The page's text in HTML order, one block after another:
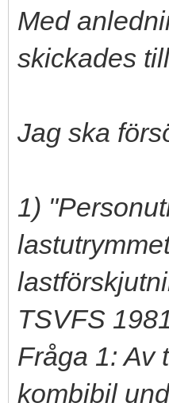
Med
skickades
Jag ska
1)
TSVFS
Fråga 1: Av
kombibil